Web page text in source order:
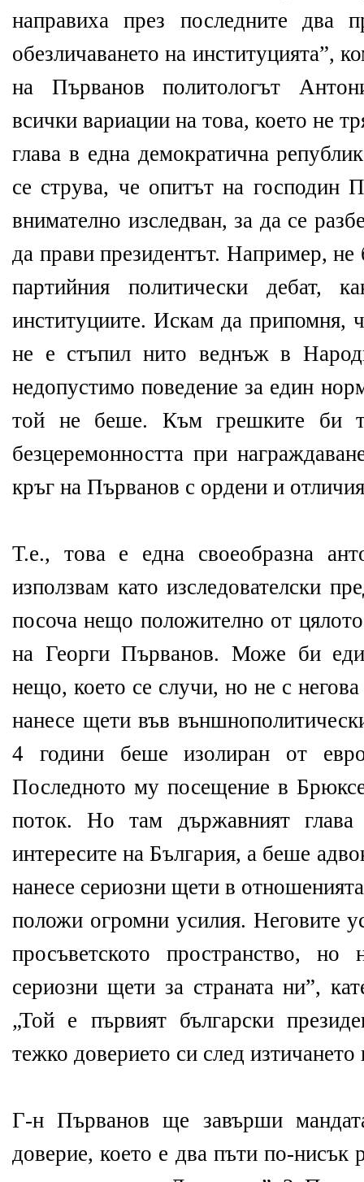
направиха през последните два
обезличаването на институцията”,
на Първанов политологът
всички вариации на това, което не
глава в една демократична
се струва, че опитът на господин
внимателно изследван, за да се
да прави президентът. Например, не
партийния политически дебат,
институциите. Искам да припомня,
не е стъпил нито веднъж в
недопустимо поведение за един
той не беше. Към грешките би
безцеремонността при
кръг на Първанов с ордени и
Т.е., това е една своеобразна
използвам като изследователски
посоча нещо положително от
на Георги Първанов. Може би
нещо, което се случи, но не с
нанесе щети във
4 години беше изолиран от
Последното му посещение в
поток. Но там държавният
интересите на България, а беше
нанесе сериозни щети в
положи огромни усилия. Неговите
просъветското пространство,
сериозни щети за страната ни”,
„Той е първият български
тежко доверието си след изтичането
Г-н Първанов ще завърши
доверие, което е два пъти по-нисък